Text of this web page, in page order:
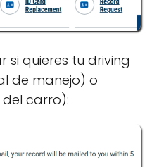
si quieres tu driving
de manejo) o
carro):